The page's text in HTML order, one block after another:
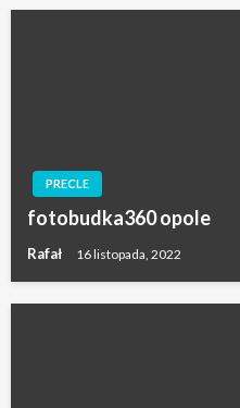
PRECLE
fotobudka360 opole
Rafał 16 listopada, 2022